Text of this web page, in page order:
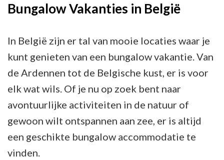
Bungalow Vakanties in België
In België zijn er tal van mooie locaties waar je
kunt genieten van een bungalow vakantie. Van
de Ardennen tot de Belgische kust, er is voor
elk wat wils. Of je nu op zoek bent naar
avontuurlijke activiteiten in de natuur of
gewoon wilt ontspannen aan zee, er is altijd
een geschikte bungalow accommodatie te
vinden.